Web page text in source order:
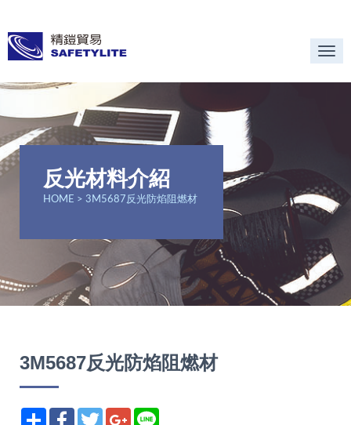
反光材料介紹
HOME > 3M5687反光防焰阻燃材
3M5687反光防焰阻燃材
分享 FacebookTwitterGoogle+